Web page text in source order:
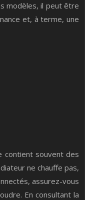
modèles, il peut être
et, à terme, une
contient souvent des
ne chauffe pas,
assurez-vous
En consultant la